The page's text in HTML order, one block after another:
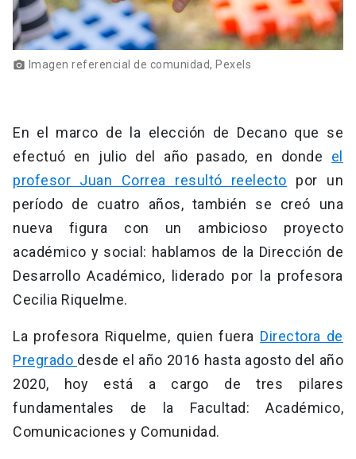
photo_camera Imagen referencial de comunidad, Pexels
En el marco de la elección de Decano que se
efectuó en julio del año pasado, en donde el
profesor Juan Correa resultó reelecto por un
período de cuatro años, también se creó una
nueva figura con un ambicioso proyecto
académico y social: hablamos de la Dirección de
Desarrollo Académico, liderado por la profesora
Cecilia Riquelme.
La profesora Riquelme, quien fuera Directora de
Pregrado desde el año 2016 hasta agosto del año
2020, hoy está a cargo de tres pilares
fundamentales de la Facultad: Académico,
Comunicaciones y Comunidad.